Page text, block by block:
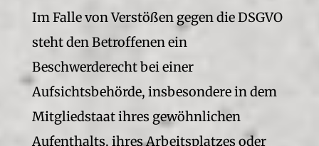
Im Falle von Verstößen gegen die DSGVO
steht den Betroffenen ein
Beschwerderecht bei einer
Aufsichtsbehörde, insbesondere in dem
Mitgliedstaat ihres gewöhnlichen
Aufenthalts, ihres Arbeitsplatzes oder